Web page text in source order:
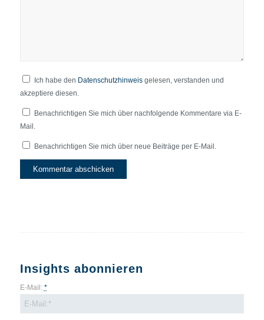
Ich habe den Datenschutzhinweisgelesen, verstanden und
akzeptiere diesen.
Benachrichtigen Sie mich über nachfolgende Kommentare via E-
Mail.
Benachrichtigen Sie mich über neue Beiträge per E-Mail.
Insights abonnieren
E-Mail: *